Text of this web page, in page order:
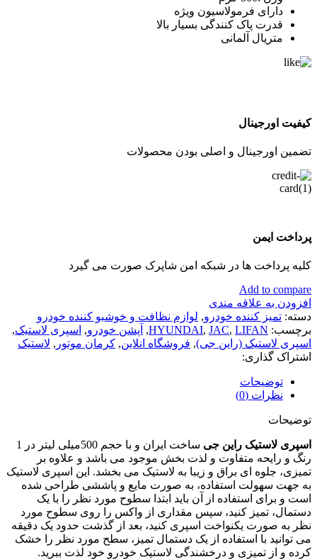
دارای فرمولاسیون ویژه
قدرت پاک کنندگی بسیار بالا
متریال آلمانی
کیفیت اورجینال
تضمین اورجینال و اصلی بودن محصولات
پرداخت ایمن
کلیه پرداخت ها در شبکه امن شاپرک صورت می گیرد
Add to compare
افزودن به علاقه مندی
دسته: تمیز کننده خودرو, لوازم نظافت و خوشبو کننده خودرو
برچسب:
HYUNDAI, JAC, LIFAN
, آپشن خودرو, اسپری لاستیک,
اسپری لاستیک (راین جی), فروشگاه انلاین, کرمان موتور , لاستیک
اشتراک گذاری:
توضیحات
نظرات (0)
توضیحات
اسپری لاستیک راین جی
ساخت ایران و با حجم 500میلی لیتر در 1
رنگ و رایحه متفاوت و لذت بخش موجود می باشد و علاوه بر
تمیزی، جلوه ای براق و زیبا به لاستیک می بخشد. این اسپری لاستیک
به جهت سهولت استفاده، به صورت مایع و پاششی طراحی شده
است و برای استفاده از آن باید ابتدا سطوح مورد نظر را با یک
دستمال، تمیز کنید، سپس مقداری از واکس را روی سطوح مورد
نظر به صورت یکنواخت اسپری کنید، بعد از گذشت حدود یک دقیقه
می توانید با استفاده از یک دستمال تمیز، سطح مورد نظر را خشک
کرده و از تمیزی و درخشندگی لاستیک خودرو خود لذت ببرید.